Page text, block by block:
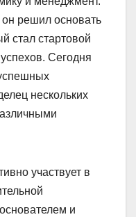
он решил основать
стал стартовой
Сегодня
нескольких
участвует в
и